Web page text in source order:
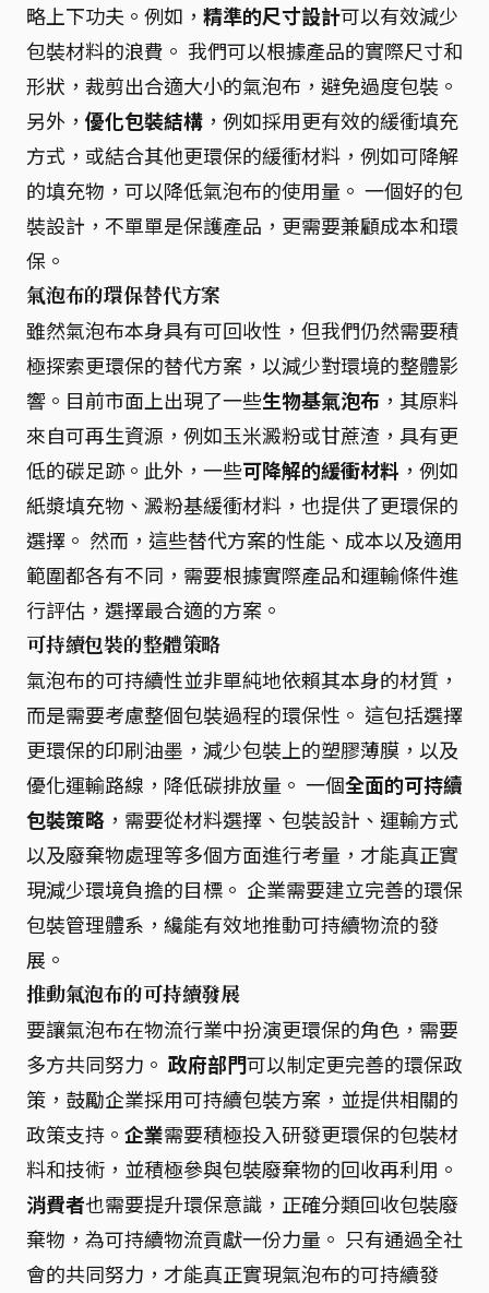
略上下功夫。例如， 精準的尺寸設計可以有效減少
包裝材料的浪費。 我們可以根據產品的實際尺寸和
形狀，裁剪出合適大小的氣泡布，避免過度包裝。
另外， 優化包裝結構 ，例如採用更有效的緩衝填充
方式，或結合其他更環保的緩衝材料，例如可降解
的填充物，可以降低氣泡布的使用量。 一個好的包
裝設計，不單單是保護產品，更需要兼顧成本和環
保。
氣泡布的環保替代方案
雖然氣泡布本身具有可回收性，但我們仍然需要積
極探索更環保的替代方案，以減少對環境的整體影
響。目前市面上出現了一些生物基氣泡布 ，其原料
來自可再生資源，例如玉米澱粉或甘蔗渣，具有更
低的碳足跡。此外，一些可降解的緩衝材料 ，例如
紙漿填充物、澱粉基緩衝材料，也提供了更環保的
選擇。 然而，這些替代方案的性能、成本以及適用
範圍都各有不同，需要根據實際產品和運輸條件進
行評估，選擇最合適的方案。
可持續包裝的整體策略
氣泡布的可持續性並非單純地依賴其本身的材質，
而是需要考慮整個包裝過程的環保性。 這包括選擇
更環保的印刷油墨，減少包裝上的塑膠薄膜，以及
優化運輸路線，降低碳排放量。 一個全面的可持續
包裝策略 ，需要從材料選擇、包裝設計、運輸方式
以及廢棄物處理等多個方面進行考量，才能真正實
現減少環境負擔的目標。 企業需要建立完善的環保
包裝管理體系，纔能有效地推動可持續物流的發
展。
推動氣泡布的可持續發展
要讓氣泡布在物流行業中扮演更環保的角色，需要
多方共同努力。 政府部門可以制定更完善的環保政
策，鼓勵企業採用可持續包裝方案，並提供相關的
政策支持。 企業需要積極投入研發更環保的包裝材
料和技術，並積極參與包裝廢棄物的回收再利用。
消費者也需要提升環保意識，正確分類回收包裝廢
棄物，為可持續物流貢獻一份力量。 只有通過全社
會的共同努力，才能真正實現氣泡布的可持續發